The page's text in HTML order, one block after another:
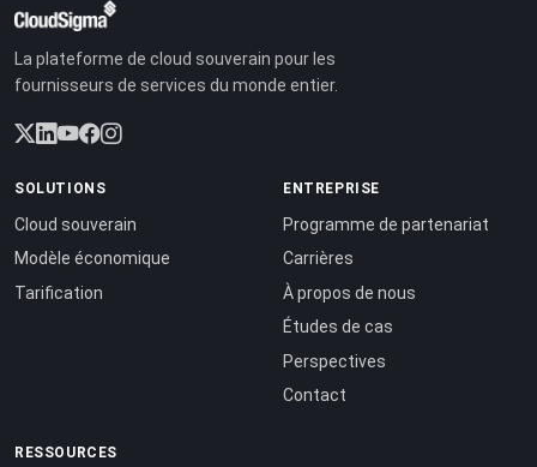
La plateforme de cloud souverain pour les
fournisseurs de services du monde entier.
SOLUTIONS
Cloud souverain
Modèle économique
Tarification
ENTREPRISE
Programme de partenariat
Carrières
À propos de nous
Études de cas
Perspectives
Contact
RESSOURCES